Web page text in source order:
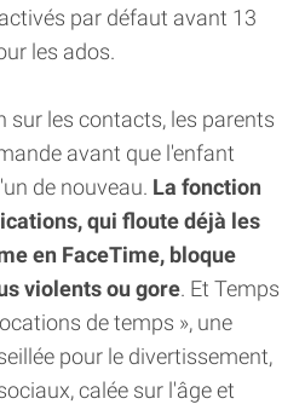
par défaut avant 13
les ados.
sur les contacts, les parents
avant que l'enfant
de nouveau. La fonction
qui floute déjà les
en FaceTime, bloque
violents ou gore. Et Temps
de temps », une
pour le divertissement,
calée sur l'âge et